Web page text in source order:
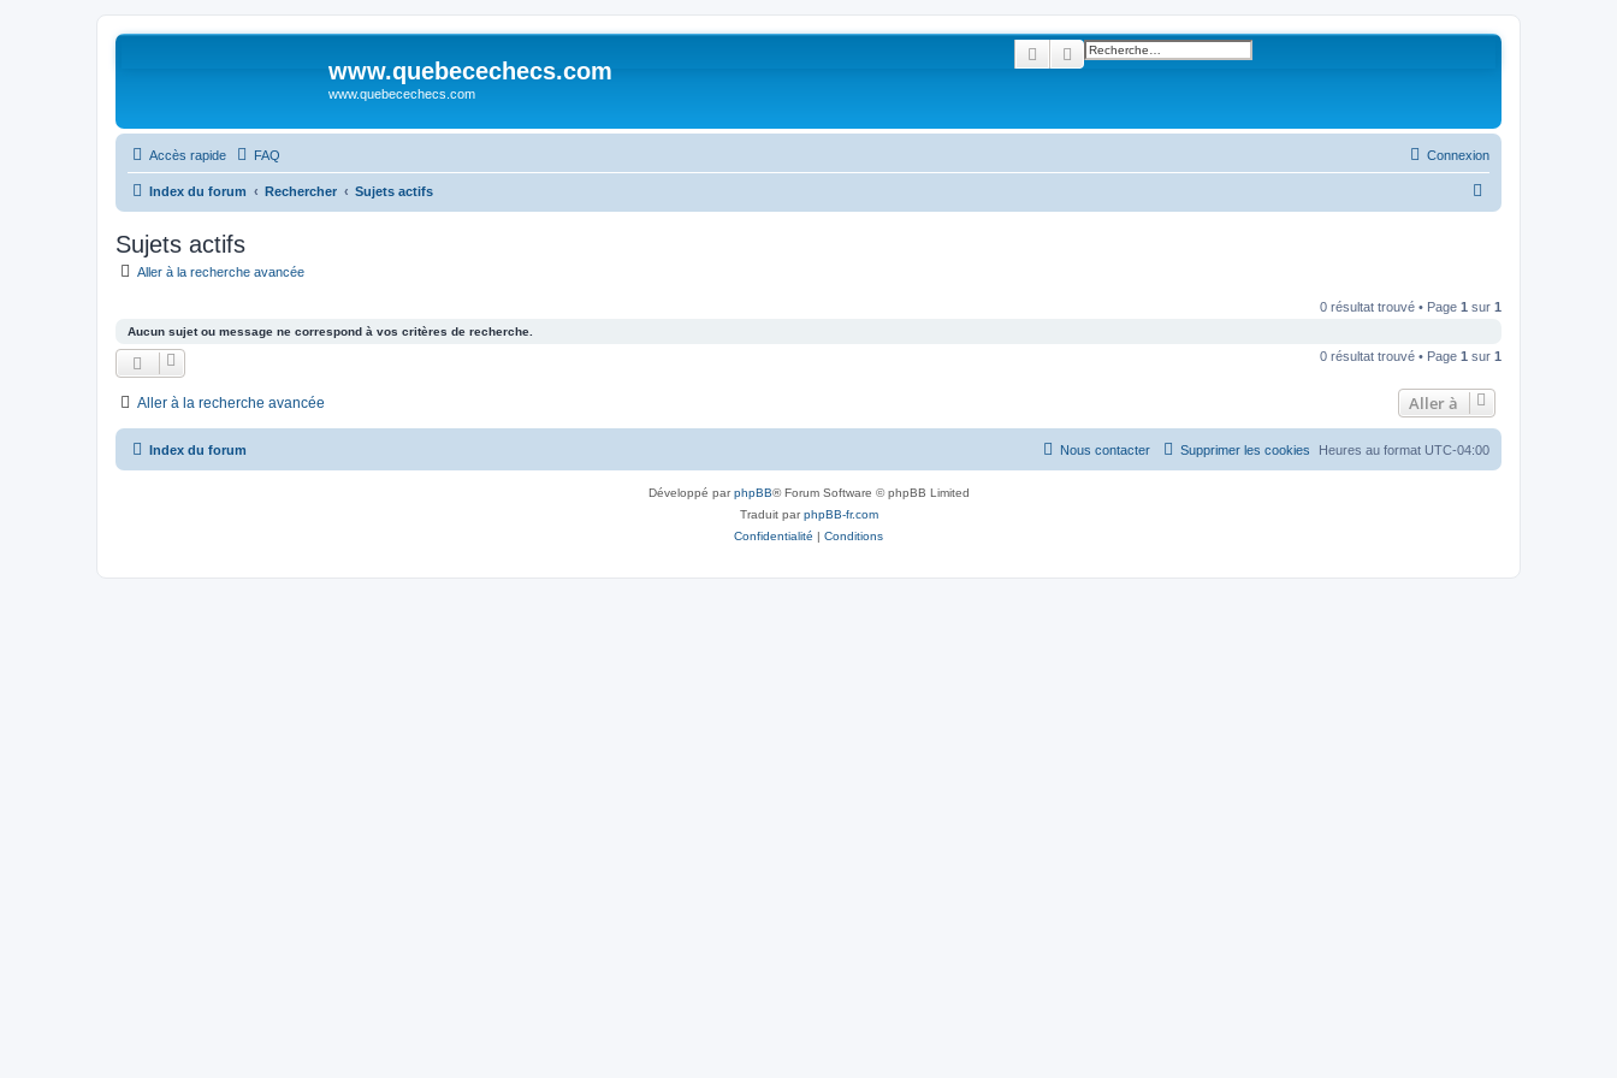
www.quebecechecs.com
www.quebecechecs.com
Rechercher
Recherche avancée
Accès rapide FAQ Connexion
Index du forum Rechercher Sujets actifs
e
c
h
e
r
Sujets actifs
Aller à la recherche avancée
0 résultat trouvé • Page 1 sur 1
Aucun sujet ou message ne correspond à vos critères de recherche.
0 résultat trouvé • Page 1 sur 1
Aller à la recherche avancée Aller à
Index du forum Heures au format UTC-04:00
Supprimer les cookies
Nous contacter
Développé parphpBB® Forum Software © phpBB Limited
Traduit parphpBB-fr.com
Confidentialité | Conditions